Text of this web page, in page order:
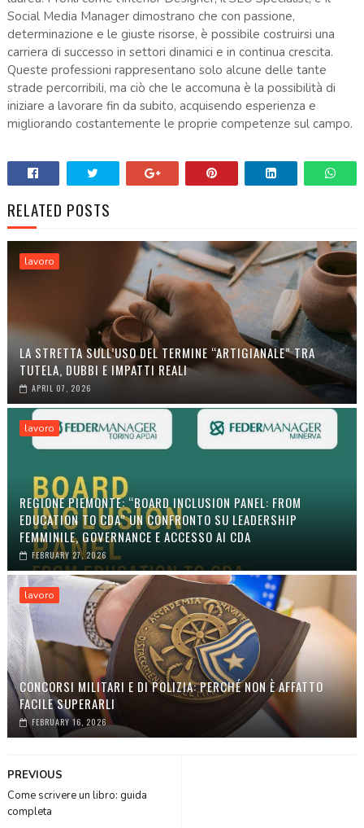
Social Media Manager dimostrano che con passione,
determinazione e le giuste risorse, è possibile costruirsi una
carriera di successo in settori dinamici e in continua crescita.
Queste professioni rappresentano solo alcune delle tante
strade percorribili, ma ciò che le accomuna è la possibilità di
iniziare a lavorare fin da subito, acquisendo esperienza e
migliorando costantemente le proprie competenze sul campo.
RELATED POSTS
lavoro
LA STRETTA SULL’USO DEL TERMINE “ARTIGIANALE” TRA
TUTELA, DUBBI E IMPATTI REALI
APRIL 07, 2026
lavoro
REGIONE PIEMONTE: “BOARD INCLUSION PANEL: FROM
EDUCATION TO CDA” UN CONFRONTO SU LEADERSHIP
FEMMINILE, GOVERNANCE E ACCESSO AI CDA
FEBRUARY 27, 2026
lavoro
CONCORSI MILITARI E DI POLIZIA: PERCHÉ NON È AFFATTO
FACILE SUPERARLI
FEBRUARY 16, 2026
PREVIOUS
Come scrivere un libro: guida
completa